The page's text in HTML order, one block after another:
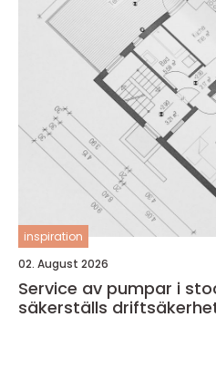
inspiration
02. August 2026
Service av pumpar i
säkerställs